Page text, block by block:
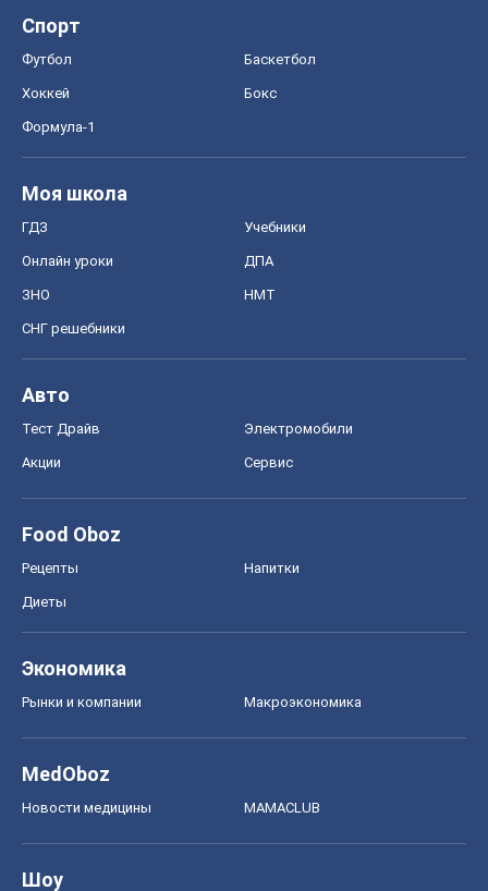
Спорт
Футбол Баскетбол
Хоккей Бокс
Формула-1
Моя школа
ГДЗ Учебники
Онлайн уроки ДПА
ЗНО НМТ
СНГ решебники
Авто
Тест Драйв Электромобили
Акции Сервис
Food Oboz
Рецепты Напитки
Диеты
Экономика
Рынки и компании Mакроэкономика
MedOboz
Новости медицины MAMACLUB
Шоу